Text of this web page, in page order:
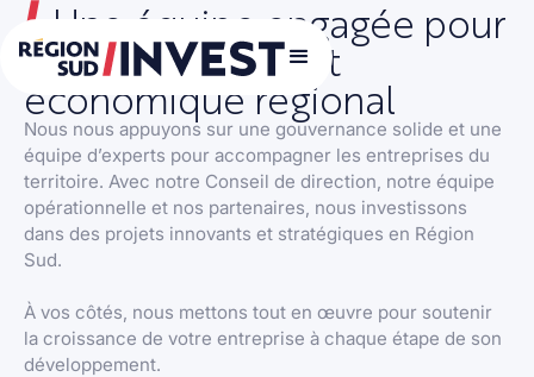
Une équipe engagée pour
le développement
économique régional
Nous nous appuyons sur une gouvernance solide et une
équipe d’experts pour accompagner les entreprises du
territoire. Avec notre Conseil de direction, notre équipe
opérationnelle et nos partenaires, nous investissons
dans des projets innovants et stratégiques en Région
Sud.
À vos côtés, nous mettons tout en œuvre pour soutenir
la croissance de votre entreprise à chaque étape de son
développement.